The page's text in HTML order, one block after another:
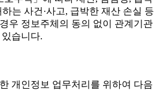
는 사건·사고, 급박한 재산 손실 등
우 정보주체의 동의 없이 관계기관
습니다.
개인정보 업무처리를 위하여 다음